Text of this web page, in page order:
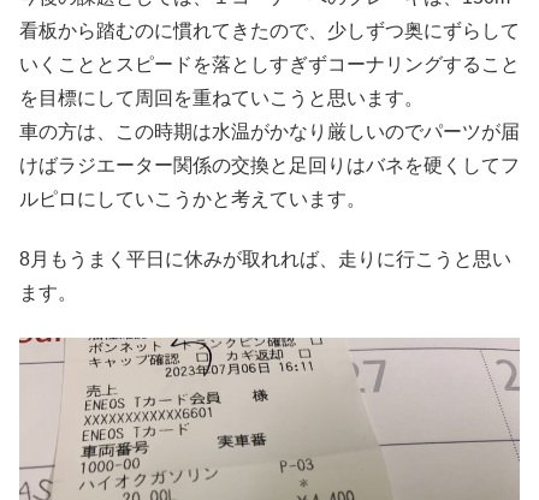
看板から踏むのに慣れてきたので、少しずつ奥にずらして
いくこととスピードを落としすぎずコーナリングすること
を目標にして周回を重ねていこうと思います。
車の方は、この時期は水温がかなり厳しいのでパーツが届
けばラジエーター関係の交換と足回りはバネを硬くしてフ
ルピロにしていこうかと考えています。
8月もうまく平日に休みが取れれば、走りに行こうと思い
ます。